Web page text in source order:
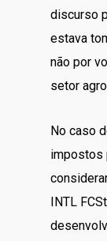
discurso
estava
não por
setor
No caso
impostos
INTL